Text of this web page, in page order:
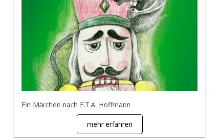
Ein Märchen nach E.T.A. Hoffmann
mehr erfahren